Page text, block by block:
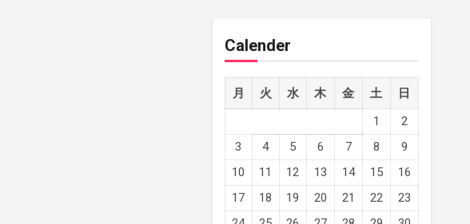
Calender
月 火 水 木 金 土
日
1
2
3
4 5 6 7 8
9
10
11 12 13 14 15
16
17
18 19 20 21 22
23